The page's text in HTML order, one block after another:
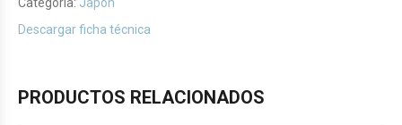
Descargar ficha técnica
PRODUCTOS RELACIONADOS